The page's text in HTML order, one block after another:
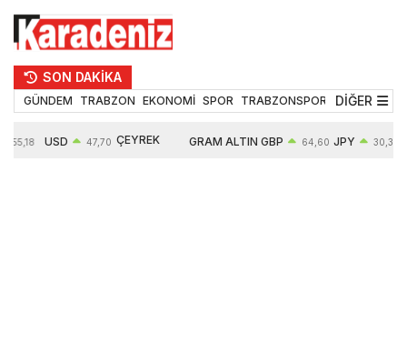
SON DAKİKA
GÜNDEM TRABZON EKONOMİ SPOR TRABZONSPOR TEKNOLOJİ
DİĞER
55,18 USD 47,70 ÇEYREK GRAM ALTIN GBP 64,60 JPY 30,35